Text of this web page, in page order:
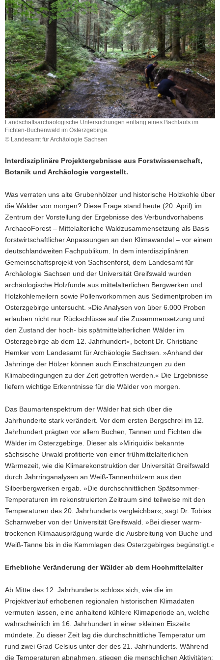
a
v
i
g
a
t
i
o
n
Landschaftsarchäologische Untersuchungen entlang eines Bachlaufs im
Fichten-Buchenwald im Osterzgebirge.
© Landesamt für Archäologie Sachsen
Interdisziplinäre Projektergebnisse aus Forstwissenschaft,
Botanik und Archäologie vorgestellt.
Was verraten uns alte Grubenhölzer und historische Holzkohle über
die Wälder von morgen? Diese Frage stand heute (20. April) im
Zentrum der Vorstellung der Ergebnisse des Verbundvorhabens
ArchaeoForest – Mittelalterliche Waldzusammensetzung als Basis
forstwirtschaftlicher Anpassungen an den Klimawandel – vor einem
deutschlandweiten Fachpublikum. In dem interdisziplinären
Gemeinschaftsprojekt von Sachsenforst, dem Landesamt für
Archäologie Sachsen und der Universität Greifswald wurden
archäologische Holzfunde aus mittelalterlichen Bergwerken und
Holzkohlemeilern sowie Pollenvorkommen aus Sedimentproben im
Osterzgebirge untersucht. »Die Analysen von über 6.000 Proben
erlauben nicht nur Rückschlüsse auf die Zusammensetzung und
den Zustand der hoch- bis spätmittelalterlichen Wälder im
Osterzgebirge ab dem 12. Jahrhundert«, betont Dr. Christiane
Hemker vom Landesamt für Archäologie Sachsen. »Anhand der
Jahrringe der Hölzer können auch Einschätzungen zu den
Klimabedingungen zu der Zeit getroffen werden.« Die Ergebnisse
liefern wichtige Erkenntnisse für die Wälder von morgen.
Das Baumartenspektrum der Wälder hat sich über die
Jahrhunderte stark verändert. Vor dem ersten Bergschrei im 12.
Jahrhundert prägten vor allem Buchen, Tannen und Fichten die
Wälder im Osterzgebirge. Dieser als »Miriquidi« bekannte
sächsische Urwald profitierte von einer frühmittelalterlichen
Wärmezeit, wie die Klimarekonstruktion der Universität Greifswald
durch Jahrringanalysen an Weiß-Tannenhölzern aus den
Silberbergwerken ergab. »Die durchschnittlichen Spätsommer-
Temperaturen im rekonstruierten Zeitraum sind teilweise mit den
Temperaturen des 20. Jahrhunderts vergleichbar«, sagt Dr. Tobias
Scharnweber von der Universität Greifswald. »Bei dieser warm-
trockenen Klimaausprägung wurde die Ausbreitung von Buche und
Weiß-Tanne bis in die Kammlagen des Osterzgebirges begünstigt.«
Erhebliche Veränderung der Wälder ab dem Hochmittelalter
Ab Mitte des 12. Jahrhunderts schloss sich, wie die im
Projektverlauf erhobenen regionalen historischen Klimadaten
vermuten lassen, eine anhaltend kühlere Klimaperiode an, welche
wahrscheinlich im 16. Jahrhundert in einer »kleinen Eiszeit«
mündete. Zu dieser Zeit lag die durchschnittliche Temperatur um
rund zwei Grad Celsius unter der des 21. Jahrhunderts. Während
die Temperaturen abnahmen, stiegen die menschlichen Aktivitäten: